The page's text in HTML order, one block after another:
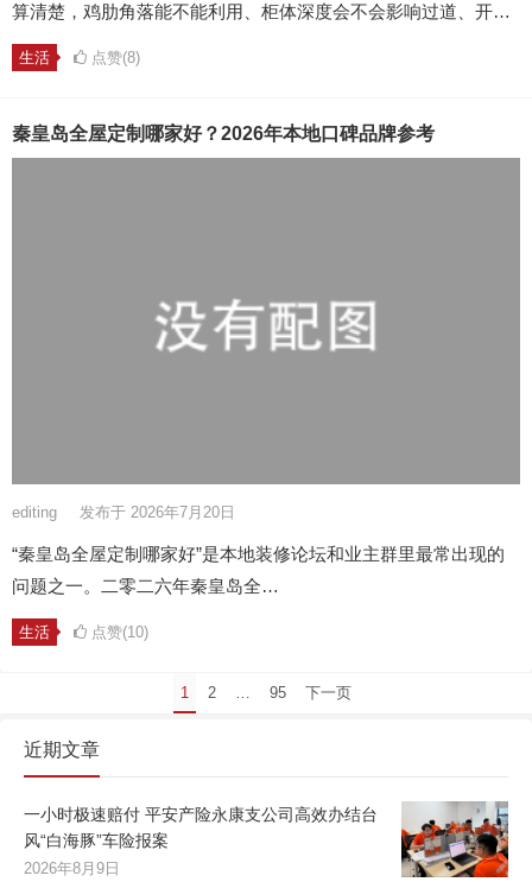
算清楚，鸡肋角落能不能利用、柜体深度会不会影响过道、开…
生活 点赞(8)
秦皇岛全屋定制哪家好？2026年本地口碑品牌参考
editing 发布于 2026年7月20日
“秦皇岛全屋定制哪家好”是本地装修论坛和业主群里最常出现的
问题之一。二零二六年秦皇岛全…
生活 点赞(10)
1 2 … 95 下一页
近期文章
一小时极速赔付 平安产险永康支公司高效办结台
风“白海豚”车险报案
2026年8月9日